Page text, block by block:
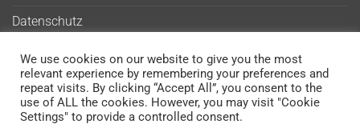
Datenschutz
AGB
Blog
Kontakt
We use cookies on our website to give you the most
relevant experience by remembering your preferences and
repeat visits. By clicking “Accept All”, you consent to the
use of ALL the cookies. However, you may visit "Cookie
Settings" to provide a controlled consent.
Wir verwenden Cookies, um sicherzustellen, dass Sie auf
unserer Website die bestmögliche Erfahrung machen. Wenn
Sie diese Website weiterhin nutzen, gehen wir davon aus, dass